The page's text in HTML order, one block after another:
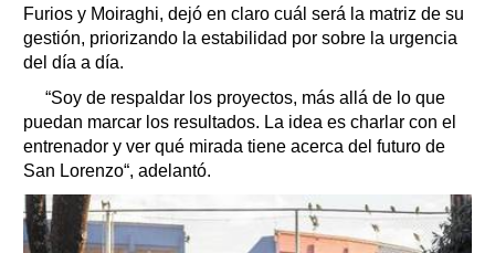
Furios y Moiraghi, dejó en claro cuál será la matriz de su
gestión, priorizando la estabilidad por sobre la urgencia
del día a día.
“Soy de respaldar los proyectos, más allá de lo que
puedan marcar los resultados. La idea es charlar con el
entrenador y ver qué mirada tiene acerca del futuro de
San Lorenzo“, adelantó.